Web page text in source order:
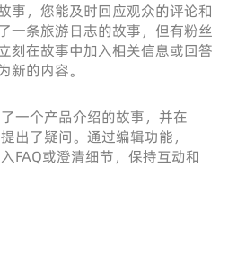
事，您能及时回应观众的评论和
一条旅游日志的故事，但有粉丝
刻在故事中加入相关信息或回答
新的内容。
一个产品介绍的故事，并在
出了疑问。通过编辑功能，
FAQ或澄清细节，保持互动和